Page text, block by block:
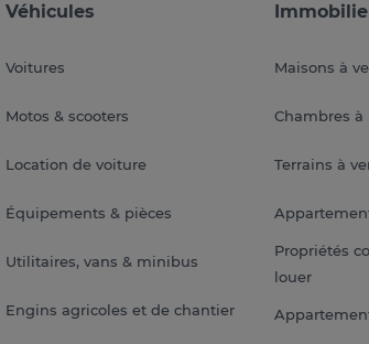
Véhicules
Voitures
Motos & scooters
Location de voiture
Équipements & pièces
Utilitaires, vans & minibus
Engins agricoles et de chantier
Maisons à
Chambres à
Terrains à
Propriétés
louer